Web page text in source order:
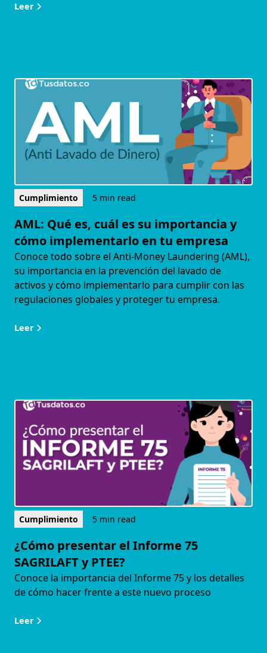
Leer
Cumplimiento 5 min read
AML: Qué es, cuál es su importancia y
cómo implementarlo en tu empresa
Conoce todo sobre el Anti-Money Laundering (AML),
su importancia en la prevención del lavado de
activos y cómo implementarlo para cumplir con las
regulaciones globales y proteger tu empresa.
Leer
Cumplimiento 5 min read
¿Cómo presentar el Informe 75
SAGRILAFT y PTEE?
Conoce la importancia del Informe 75 y los detalles
de cómo hacer frente a este nuevo proceso
Leer